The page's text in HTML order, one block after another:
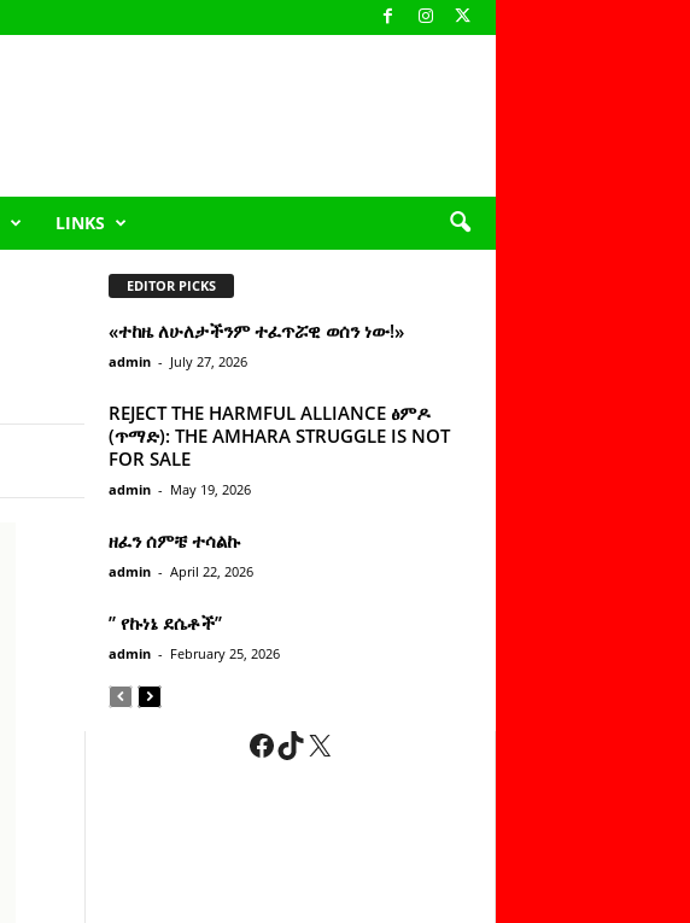
LINKS
EDITOR PICKS
«ተከዜ ለሁለታችንም ተፈጥሯዊ ወሰን ነው!»
admin - July 27, 2026
REJECT THE HARMFUL ALLIANCE ፅምዶ
(ጥማድ): THE AMHARA STRUGGLE IS NOT
FOR SALE
admin - May 19, 2026
ዘፈን ሰምቼ ተሳልኩ
admin - April 22, 2026
” የኩነኔ ደሴቶች’’
admin - February 25, 2026
Facebook
TikTok
X